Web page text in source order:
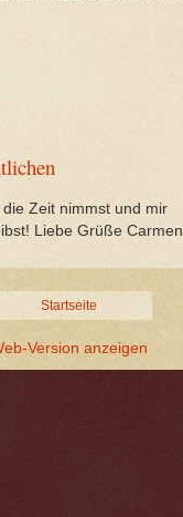
Zeit nimmst und mir
Liebe Grüße Carmen
Startseite
Version anzeigen